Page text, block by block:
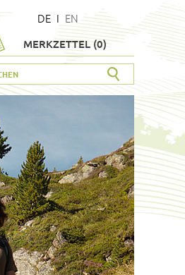
DE I EN
MERKZETTEL (0)